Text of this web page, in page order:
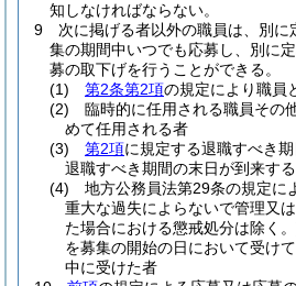
知しなければならない。
9
次に掲げる者以外の職員は、別に
集の期間中いつでも応募し、別に
募の取下げを行うことができる。
(1)
第2条第2項の規定により職員
(2)
臨時的に任用される職員その
めて任用される者
(3)
第2項に規定する退職すべき
退職すべき期間の末日が到来す
(4)
地方公務員法第29条の規定に
重大な過失によらないで管理又
た場合における懲戒処分は除く
を募集の開始の日において受け
中に受けた者